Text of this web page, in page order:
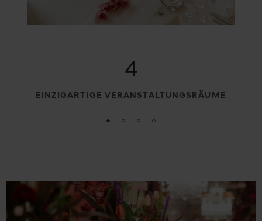
4
EINZIGARTIGE VERANSTALTUNGSRÄUME